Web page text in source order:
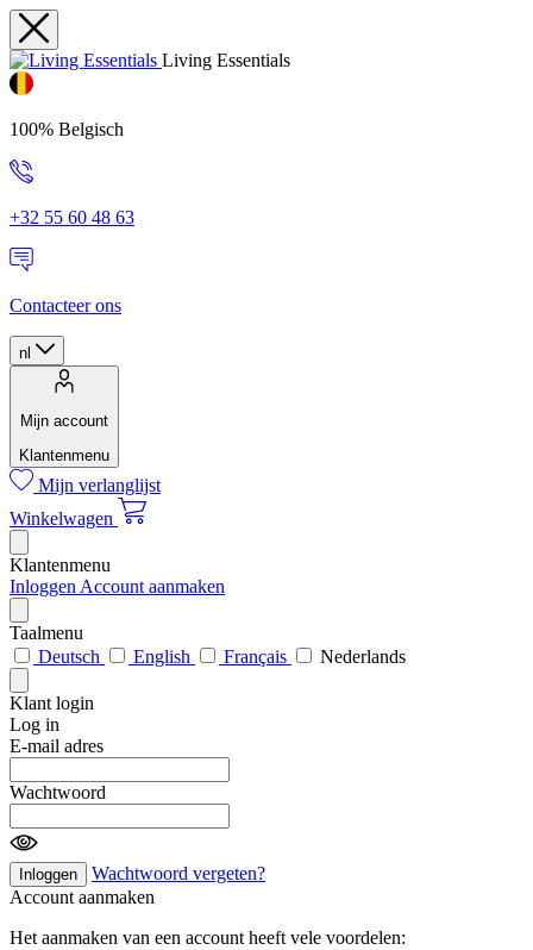
Living Essentials
100% Belgisch
+32 55 60 48 63
Contacteer ons
nl
Mijn account
Klantenmenu
Mijn verlanglijst
Winkelwagen
Klantenmenu
Inloggen Account aanmaken
Taalmenu
Deutsch
English Français Nederlands
Klant login
Log in
E-mail adres
Wachtwoord
Inloggen
Wachtwoord vergeten?
Account aanmaken
Het aanmaken van een account heeft vele voordelen: